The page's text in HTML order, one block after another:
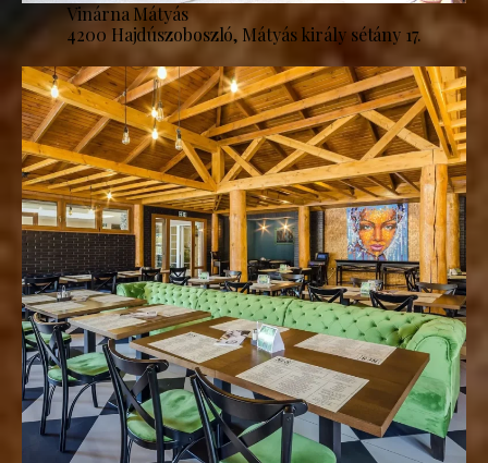
Vinárna Mátyás
4200 Hajdúszoboszló, Mátyás király sétány 17.